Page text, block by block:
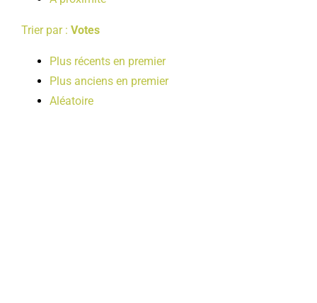
Trier par : Votes
Plus récents en premier
Plus anciens en premier
Aléatoire